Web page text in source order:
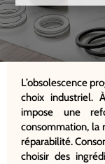
L’obsolescence
choix industriel.
impose une
consommation, la
réparabilité.
choisir des